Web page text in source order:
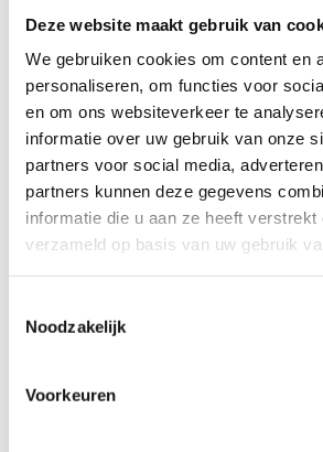
Deze website maakt gebruik van
We gebruiken cookies om content en
personaliseren, om functies voor
en om ons websiteverkeer te
informatie over uw gebruik van onze
partners voor social media,
partners kunnen deze gegevens
informatie die u aan ze heeft verstrekt
verzameld op basis van uw gebruik
Noodzakelijk
Voorkeuren
We hebben geen hulp nodig bij
lang zelf doen, bijvoorbeeld onze
of de tuin onderhouden.
Daardoor krijgt ons
blijven we actiever.
Hoe blijven we in
Dat we niet voortdurend omvallen of
hersenen. Die sturen ons lichaam aan
toegestuurd krijgen: het